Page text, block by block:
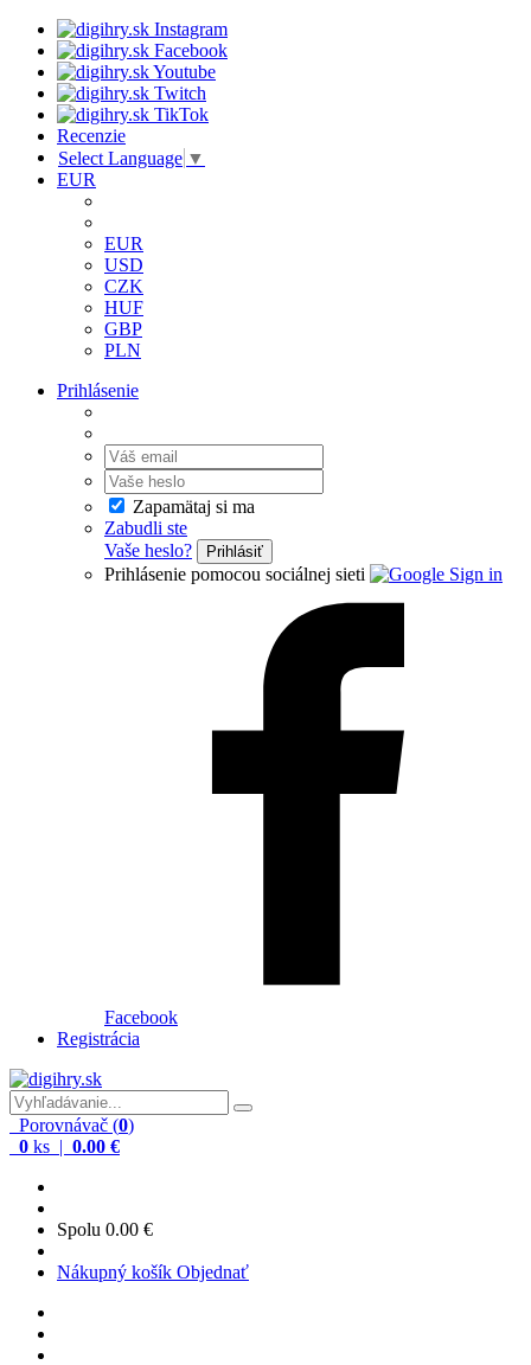
Recenzie
Select Language ▼
EUR
EUR
USD
CZK
HUF
GBP
PLN
Prihlásenie
Zapamätaj si ma
Zabudli ste
Vaše heslo?
Prihlásiť
Prihlásenie pomocou sociálnej sieti
Facebook
Registrácia
Porovnávač (0)
0 ks | 0.00 €
Spolu 0.00 €
Nákupný košík Objednať